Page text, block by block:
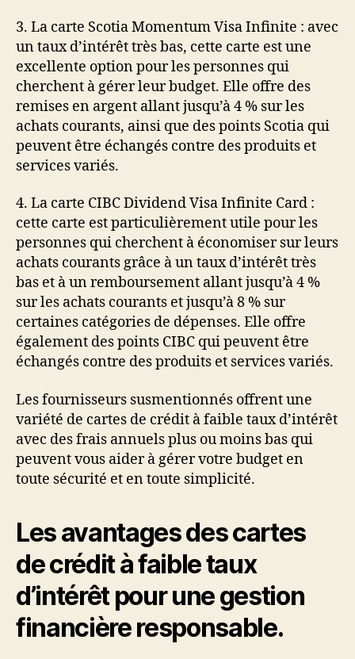
3. La carte Scotia Momentum Visa Infinite : avec
un taux d’intérêt très bas, cette carte est une
excellente option pour les personnes qui
cherchent à gérer leur budget. Elle offre des
remises en argent allant jusqu’à 4 % sur les
achats courants, ainsi que des points Scotia qui
peuvent être échangés contre des produits et
services variés.
4. La carte CIBC Dividend Visa Infinite Card :
cette carte est particulièrement utile pour les
personnes qui cherchent à économiser sur leurs
achats courants grâce à un taux d’intérêt très
bas et à un remboursement allant jusqu’à 4 %
sur les achats courants et jusqu’à 8 % sur
certaines catégories de dépenses. Elle offre
également des points CIBC qui peuvent être
échangés contre des produits et services variés.
Les fournisseurs susmentionnés offrent une
variété de cartes de crédit à faible taux d’intérêt
avec des frais annuels plus ou moins bas qui
peuvent vous aider à gérer votre budget en
toute sécurité et en toute simplicité.
Les avantages des cartes
de crédit à faible taux
d’intérêt pour une gestion
financière responsable.